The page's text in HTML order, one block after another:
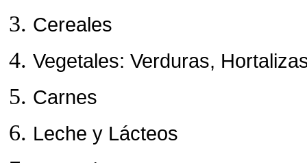
Cereales
Vegetales: Verduras,
Carnes
Leche y Lácteos